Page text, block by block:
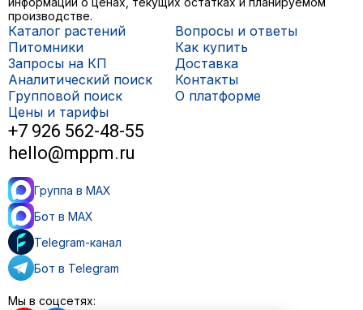
производстве.
Каталог растений
Питомники
Запросы на КП
Аналитический поиск
Групповой поиск
Цены и тарифы
Вопросы и ответы
Как купить
Доставка
Контакты
О платформе
+7 926 562-48-55
hello@mppm.ru
Группа в MAX
Бот в MAX
Telegram-канал
Бот в Telegram
Мы в соцсетях: